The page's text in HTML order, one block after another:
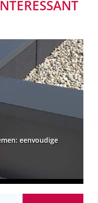
eenvoudige